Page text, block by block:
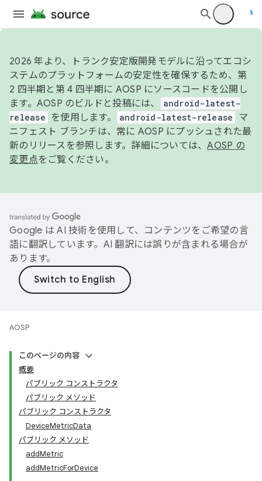
2026 年より、トランク安定版開発モデルに沿ってエコシ
ステムのプラットフォームの安定性を確保するため、第
2 四半期と第 4 四半期に AOSP にソースコードを公開し
ます。AOSP のビルドと投稿には、
android-latest-
release
を使用します。 android-latest-release
マ
ニフェスト ブランチは、常に AOSP にプッシュされた最
新のリリースを参照します。詳細については、AOSP の
変更点をご覧ください。
Google は AI 技術を使用して、コンテンツをご希望の言
語に翻訳しています。AI 翻訳には誤りが含まれる場合が
あります。
AOSP
このページの内容
概要
パブリック コンストラクタ
パブリック メソッド
パブリック コンストラクタ
DeviceMetricData
パブリック メソッド
addMetric
addMetricForDevice